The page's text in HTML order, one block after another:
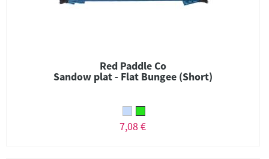
Red Paddle Co
Sandow plat - Flat Bungee (Short)
7,08 €